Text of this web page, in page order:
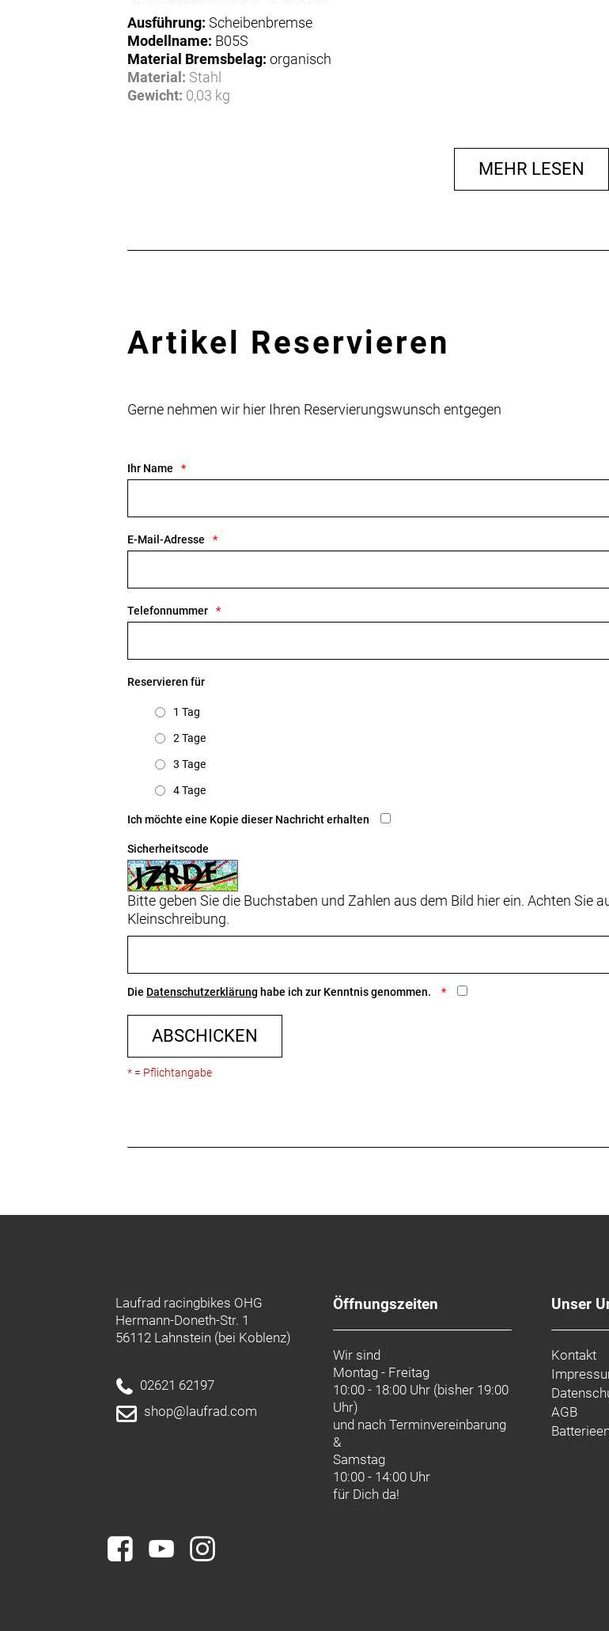
Ausführung: Scheibenbremse
Modellname: B05S
Material Bremsbelag: organisch
Material: Stahl
Gewicht: 0,03 kg
MEHR LESEN
Artikel Reservieren
Gerne nehmen wir hier Ihren Reservierungswunsch entgegen
Ihr Name
E-Mail-Adresse
Telefonnummer
Reservieren für
1 Tag
2 Tage
3 Tage
4 Tage
Ich möchte eine Kopie dieser Nachricht erhalten
Sicherheitscode
Bitte geben Sie die Buchstaben und Zahlen aus dem Bild hier ein. Achten Sie
Kleinschreibung.
Die Datenschutzerklärung habe ich zur Kenntnis genommen.
ABSCHICKEN
* = Pflichtangabe
Laufrad racingbikes OHG
Hermann-Doneth-Str. 1
56112 Lahnstein (bei Koblenz)
02621 62197
shop@laufrad.com
Öffnungszeiten
Wir sind
Montag - Freitag
10:00 - 18:00 Uhr (bisher 19:00
Uhr)
und nachTerminvereinbarung
&
Samstag
10:00 - 14:00 Uhr
für Dich da!
Unser
Kontakt
AGB